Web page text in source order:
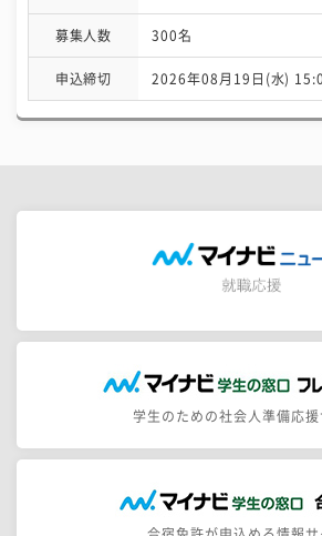
募集人数 300名
申込締切 2026年08月19日(水)
学生のための社会人準備応援
合宿免許が申込める情報サ